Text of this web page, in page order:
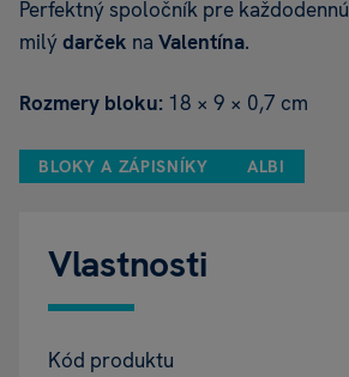
Perfektný spoločník pre každodennú
milýdarček na Valentína.
Rozmery bloku: 18 × 9 × 0,7 cm
BLOKY A ZÁPISNÍKY ALBI
Vlastnosti
Kód produktu